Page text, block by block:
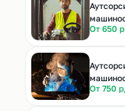
От 650
От 750